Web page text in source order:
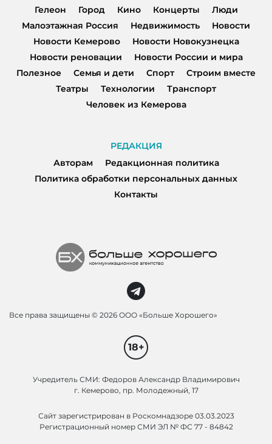
Гелеон
Город Кино Концерты
Люди
Малоэтажная Россия
Недвижимость
Новости
Новости Кемерово
Новости Новокузнецка
Новости реновации
Новости России и мира
Полезное
Семья и дети Спорт
Строим вместе
Театры
Технологии
Транспорт
Человек из Кемерова
РЕДАКЦИЯ
Авторам
Редакционная политика
Политика обработки персональных данных
Контакты
Все права защищены © 2026 ООО «Больше Хорошего»
18+
Учредитель СМИ: Федоров Александр Владимирович
г. Кемерово, пр. Молодежный, 17
Сайт зарегистрирован в Роскомнадзоре 03.03.2023
Регистрационный номер СМИ ЭЛ № ФС 77 - 84842